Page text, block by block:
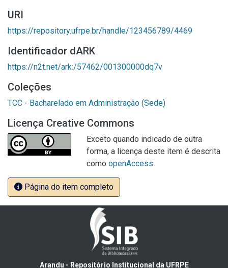
URI
https://repository.ufrpe.br/handle/123456789/4469
Identificador dARK
https://n2t.net/ark:/57462/001300000dq7v
Coleções
TCC - Bacharelado em Administração (Sede)
Licença Creative Commons
Exceto quando indicado de outra
forma, a licença deste item é descrita
como openAccess
Página do item completo
Arandu - Repositório Institucional da UFRPE